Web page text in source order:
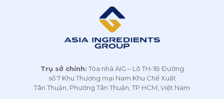
Trụ sở chính:Tòa nhà AIG – Lô TH-1B Đường
số 7 Khu Thương mại Nam Khu Chế Xuất
Tân Thuận, Phường Tân Thuận, TP HCM, Việt Nam